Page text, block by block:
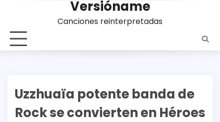
contenido
Versióname
Canciones reinterpretadas
Uzzhuaïa potente banda de
Rock se convierten en Héroes